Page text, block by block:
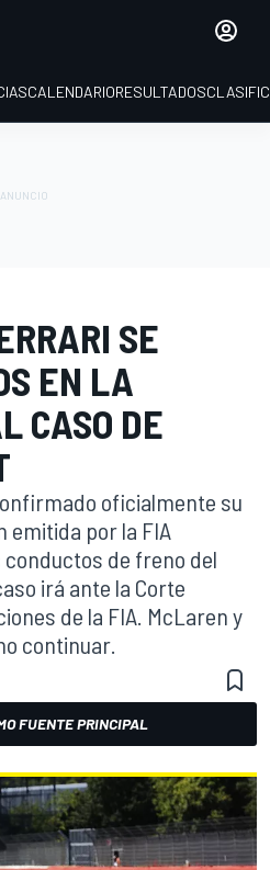
CALENDARIORESULTADOS
SE
EN LA
CASO DE
oficialmente su
emitida por la FIA
de freno del
irá ante la Corte
de la FIA. McLaren y
continuar.
FUENTE PRINCIPAL